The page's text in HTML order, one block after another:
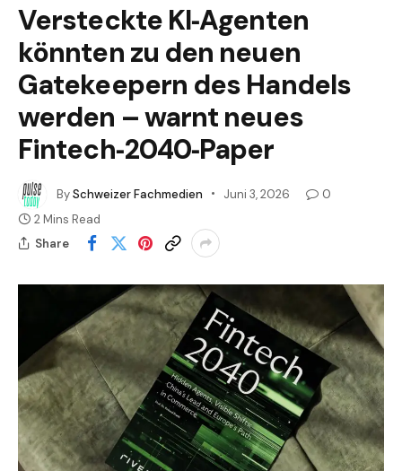
Versteckte KI‑Agenten
könnten zu den neuen
Gatekeepern des Handels
werden – warnt neues
Fintech‑2040‑Paper
BySchweizer Fachmedien Juni 3, 2026
0
2 Mins Read
Share